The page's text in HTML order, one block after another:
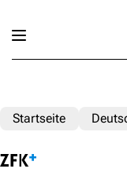
Startseite